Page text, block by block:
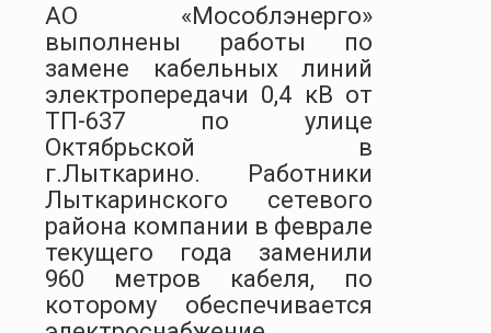
АО «Мособлэнерго»
выполнены работы по
замене кабельных линий
электропередачи 0,4 кВ от
ТП-637 по улице
Октябрьской в
г.Лыткарино. Работники
Лыткаринского сетевого
района компании в феврале
текущего года заменили
960 метров кабеля, по
которому обеспечивается